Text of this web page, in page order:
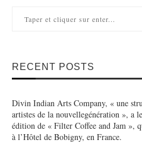
RECENT POSTS
Divin Indian Arts Company, « une
artistes de la nouvellegénération », a
édition de « Filter Coffee and Jam »,
à l’Hôtel de Bobigny, en France.